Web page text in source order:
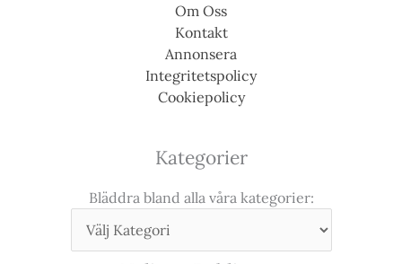
Om Oss
Kontakt
Annonsera
Integritetspolicy
Cookiepolicy
Kategorier
Bläddra bland alla våra kategorier: